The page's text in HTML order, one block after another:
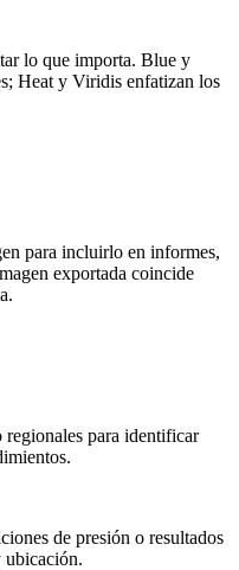
lo que importa. Blue y
Heat y Viridis enfatizan los
para incluirlo en informes,
exportada coincide
regionales para identificar
de presión o resultados
ubicación.